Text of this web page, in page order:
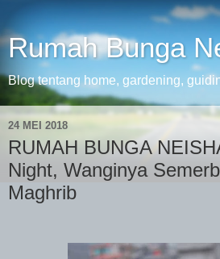
Rumah Bunga
Blog tentang home, gardening,
24 MEI 2018
RUMAH BUNGA
Night, Wanginya
Maghrib